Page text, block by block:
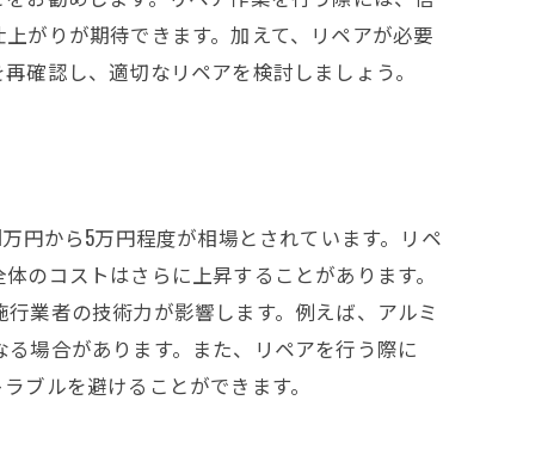
がりが期待できます。加えて、リペアが必要
確認し、適切なリペアを検討しましょう。
円から5万円程度が相場とされています。リペ
のコストはさらに上昇することがあります。
業者の技術力が影響します。例えば、アルミ
場合があります。また、リペアを行う際に
ブルを避けることができます。